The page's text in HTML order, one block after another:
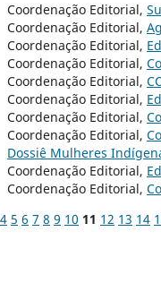
Coordenação Editorial,
Coordenação Editorial,
Coordenação Editorial,
Coordenação Editorial,
Coordenação Editorial,
Coordenação Editorial,
Coordenação Editorial,
Coordenação Editorial,
Dossiê Mulheres
Coordenação Editorial,
Coordenação Editorial,
4 5 6 7 8 9 10 11 12 13 14